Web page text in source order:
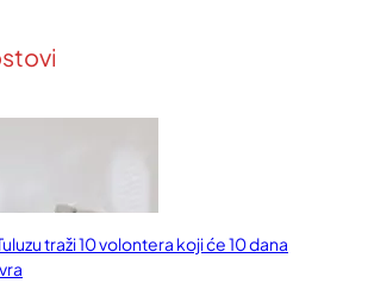
traži 10 volontera koji će 10 dana